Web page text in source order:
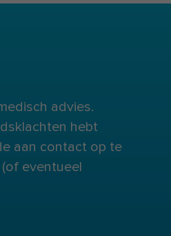
advies.
hebt
aan contact op te
eventueel